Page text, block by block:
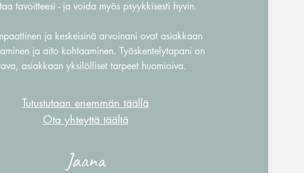
tavoitteesi - ja voida myös psyykkisesti hyvin.
ja keskeisinä arvoinani ovat asiakkaan
ja aito kohtaaminen. Työskentelytapani on
asiakkaan yksilölliset tarpeet huomioiva.
Tutustutaan enemmän täällä
Ota yhteyttä täältä
Jaana